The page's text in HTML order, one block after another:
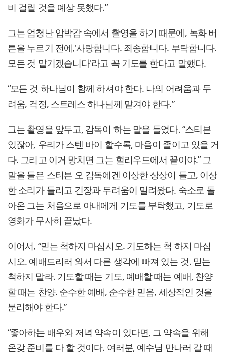
비 걸릴 것을 예상 못했다.”
그는 엄청난 압박감 속에서 촬영을 하기 때문에, 녹화 버
튼을 누르기 전에,'사랑합니다. 죄송합니다. 부탁합니다.
모든 것 맡기겠습니다'라고 꼭 기도를 한다고 말했다.
“모든 것 하나님이 함께 하셔야 한다. 나의 어려움과 두
려움, 걱정, 스트레스 하나님께 맡겨야 한다.”
그는 촬영을 앞두고, 감독이 하는 말을 들었다. “스티븐
있잖아, 우리가 스텐 바이 할수록, 마음이 졸이고 있을 거
다. 그리고 이거 망치면 그는 헐리우드에서 끝이야.” 그
말을 들은 스티븐 오 감독에겐 이상한 상상이 들고, 이상
한 소리가 들리고 긴장과 두려움이 밀려왔다. 숙소로 돌
아온 그는 처음으로 아내에게 기도를 부탁했고, 기도로
영화가 무사히 끝났다.
이어서, “믿는 척하지 마십시오. 기도하는 척 하지 마십
시오. 예배드리러 와서 다른 생각에 빠져 있는 것. 믿는
척하지 말라. 기도할 때는 기도, 예배할 때는 예배, 찬양
할 때는 찬양. 순수한 예배, 순수한 믿음, 세상적인 것을
분리해야 한다.”
“좋아하는 배우와 저녁 약속이 있다면, 그 약속을 위해
온갖 준비를 다 할 것이다. 여러분, 예수님 만나러 갈 때